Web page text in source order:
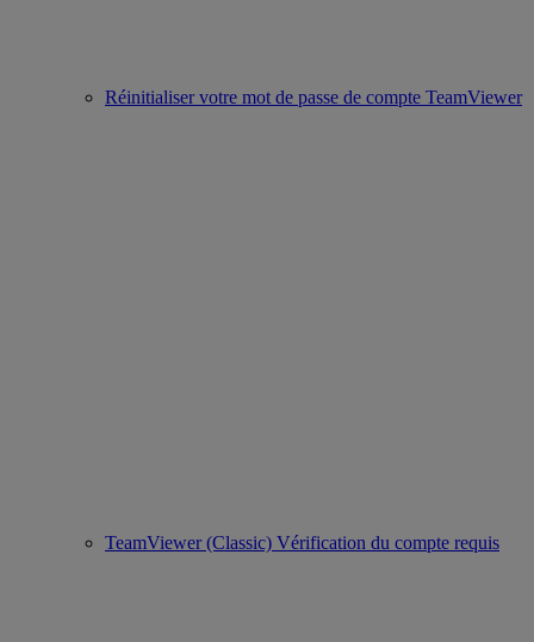
Réinitialiser votre mot de passe de compte TeamViewer
TeamViewer (Classic) Vérification du compte requis